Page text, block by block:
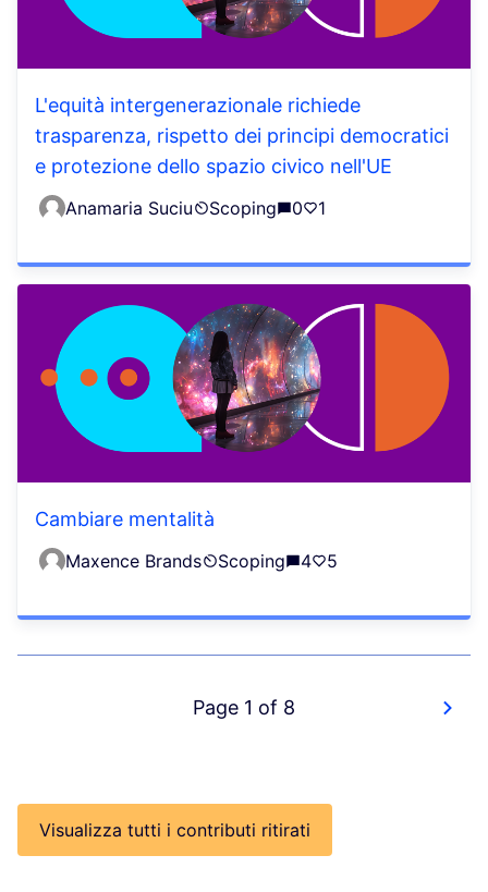
L'equità intergenerazionale richiede
trasparenza, rispetto dei principi democratici
e protezione dello spazio civico nell'UE
Anamaria Suciu Scoping 0 1
Cambiare mentalità
Maxence Brands Scoping 4 5
Page 1 of 8
Visualizza tutti i contributi ritirati